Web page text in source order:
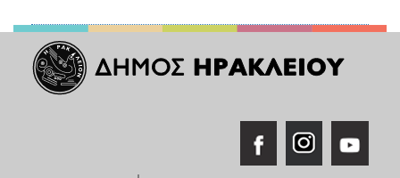
ΑΝΘΕΚΤΙΚΗ
ΠΟΛΗ